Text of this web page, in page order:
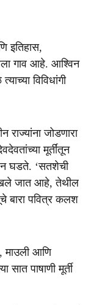
इतिहास,
गाव आहे. आश्विन
विविधांगी
राज्यांना जोडणारा
मूर्तींतून
घडते. ‘सतशेची
जात आहे, तेथील
बारा पवित्र कलश
माउली आणि
सात पाषाणी मूर्ती